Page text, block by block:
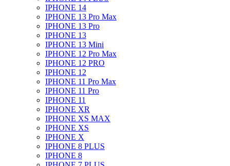
IPHONE 14
IPHONE 13 Pro Max
IPHONE 13 Pro
IPHONE 13
IPHONE 13 Mini
IPHONE 12 Pro Max
IPHONE 12 PRO
IPHONE 12
IPHONE 11 Pro Max
IPHONE 11 Pro
IPHONE 11
IPHONE XR
IPHONE XS MAX
IPHONE XS
IPHONE X
IPHONE 8 PLUS
IPHONE 8